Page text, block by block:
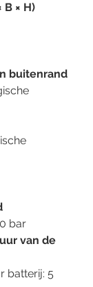
× H)
buitenrand
bar
van de
batterij: 5